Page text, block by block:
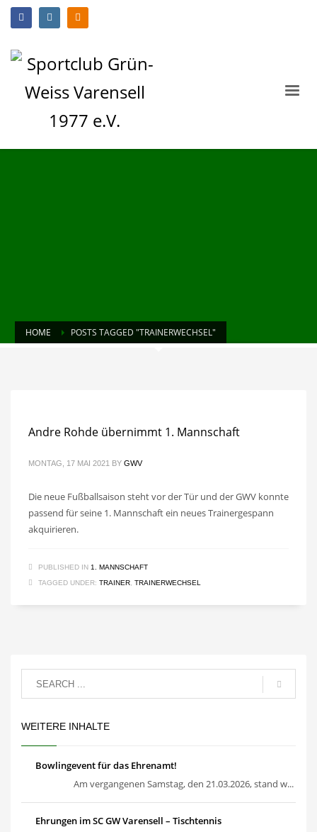
HOME POSTS TAGGED "TRAINERWECHSEL"
Andre Rohde übernimmt 1. Mannschaft
MONTAG, 17 MAI 2021 BY GWV
Die neue Fußballsaison steht vor der Tür und der GWV konnte
passend für seine 1. Mannschaft ein neues Trainergespann
akquirieren.
PUBLISHED IN 1. MANNSCHAFT
TAGGED UNDER: TRAINER TRAINERWECHSEL
WEITERE INHALTE
Bowlingevent für das Ehrenamt!
Am vergangenen Samstag, den 21.03.2026, stand w...
Ehrungen im SC GW Varensell – Tischtennis